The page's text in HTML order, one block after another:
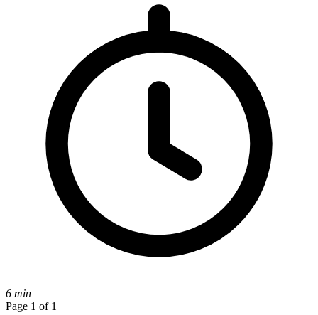
6 min
Page 1 of 1